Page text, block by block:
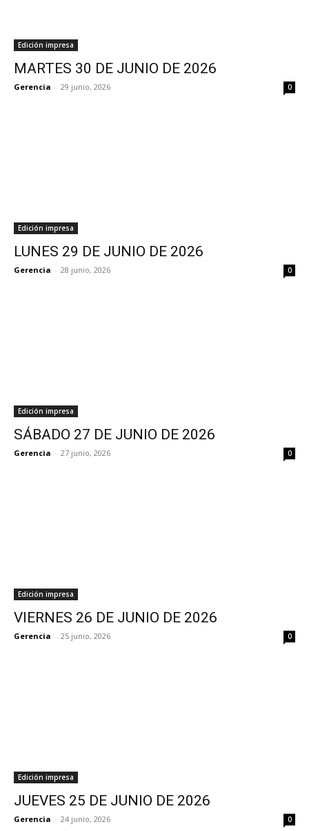
Edición impresa
MARTES 30 DE JUNIO DE 2026
Gerencia - 29 junio, 2026 0
Edición impresa
LUNES 29 DE JUNIO DE 2026
Gerencia - 28 junio, 2026 0
Edición impresa
SÁBADO 27 DE JUNIO DE 2026
Gerencia - 27 junio, 2026 0
Edición impresa
VIERNES 26 DE JUNIO DE 2026
Gerencia - 25 junio, 2026 0
Edición impresa
JUEVES 25 DE JUNIO DE 2026
Gerencia - 24 junio, 2026 0